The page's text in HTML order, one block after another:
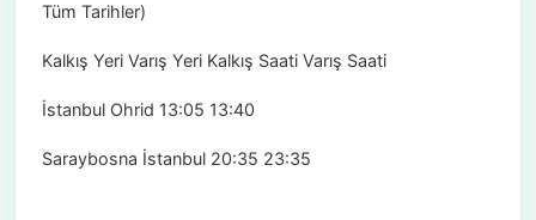
Tüm Tarihler)
Kalkış Yeri Varış Yeri Kalkış Saati Varış Saati
İstanbul Ohrid 13:05 13:40
Saraybosna İstanbul 20:35 23:35